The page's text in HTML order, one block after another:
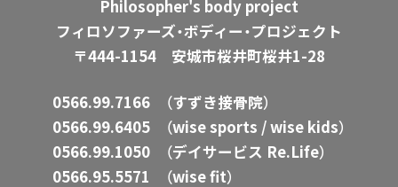
Philosopher's body project
フィロソファーズ・ボディー・プロジェクト
〒444-1154 安城市桜井町桜井1-28
0566.99.7166（すずき接骨院）
0566.99.6405（wise sports / wise kids）
0566.99.1050（デイサービス Re.Life）
0566.95.5571 （wise fit）